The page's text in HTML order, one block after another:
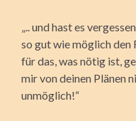
„.. und hast es
so gut wie möglich den
für das, was nötig ist,
mir von deinen Plänen
unmöglich!“